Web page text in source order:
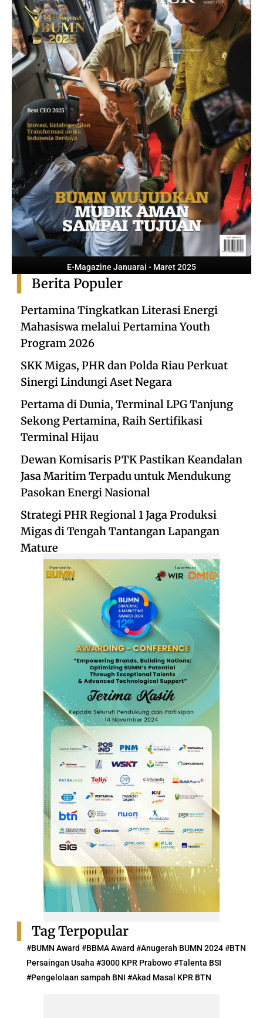
E-Magazine Januarai - Maret 2025
Berita Populer
Pertamina Tingkatkan Literasi Energi
Mahasiswa melalui Pertamina Youth
Program 2026
SKK Migas, PHR dan Polda Riau Perkuat
Sinergi Lindungi Aset Negara
Pertama di Dunia, Terminal LPG Tanjung
Sekong Pertamina, Raih Sertifikasi
Terminal Hijau
Dewan Komisaris PTK Pastikan Keandalan
Jasa Maritim Terpadu untuk Mendukung
Pasokan Energi Nasional
Strategi PHR Regional 1 Jaga Produksi
Migas di Tengah Tantangan Lapangan
Mature
Tag Terpopular
#BUMN Award #BBMA Award #Anugerah BUMN 2024 #BTN
Persaingan Usaha #3000 KPR Prabowo #Talenta BSI
#Pengelolaan sampah BNI #Akad Masal KPR BTN